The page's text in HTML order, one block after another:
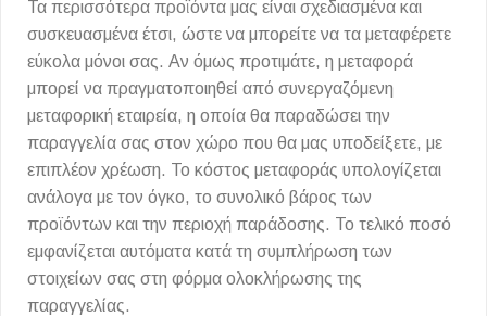
Τα περισσότερα προϊόντα μας είναι σχεδιασμένα και
συσκευασμένα έτσι, ώστε να μπορείτε να τα μεταφέρετε
εύκολα μόνοι σας. Αν όμως προτιμάτε, η μεταφορά
μπορεί να πραγματοποιηθεί από συνεργαζόμενη
μεταφορική εταιρεία, η οποία θα παραδώσει την
παραγγελία σας στον χώρο που θα μας υποδείξετε, με
επιπλέον χρέωση. Το κόστος μεταφοράς υπολογίζεται
ανάλογα με τον όγκο, το συνολικό βάρος των
προϊόντων και την περιοχή παράδοσης. Το τελικό ποσό
εμφανίζεται αυτόματα κατά τη συμπλήρωση των
στοιχείων σας στη φόρμα ολοκλήρωσης της
παραγγελίας.